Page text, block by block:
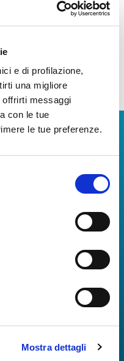
e di profilazione,
una migliore
messaggi
con le tue
le tue preferenze.
Mostra dettagli
voli, tutti i servizi e i
più coinvolgente e